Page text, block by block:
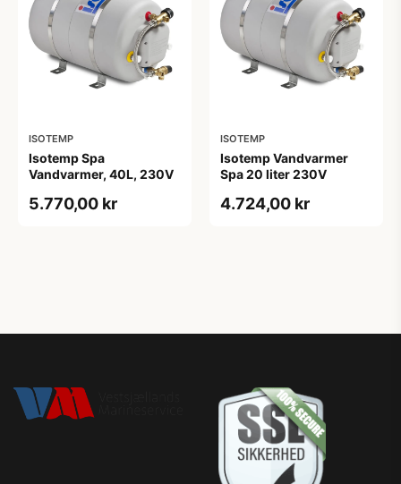
ISOTEMP
Isotemp Spa
Vandvarmer, 40L, 230V
5.770,00 kr
ISOTEMP
Isotemp Vandvarmer
Spa 20 liter 230V
4.724,00 kr